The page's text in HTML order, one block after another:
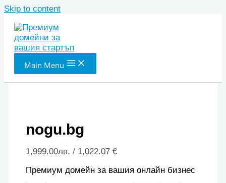
Skip to content
Main Menu
nogu.bg
1,999.00лв. / 1,022.07 €
Премиум домейн за вашия онлайн бизнес